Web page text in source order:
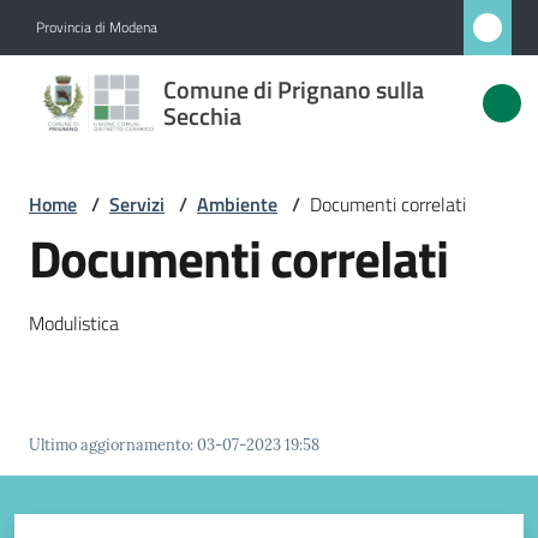
Provincia di Modena
Comune di Prignano sulla
Secchia
Comune
di
sulla
Secchia
Amministrazione
Home / Servizi / Ambiente / Documenti correlati
Documenti correlati
Modulistica
Ultimo aggiornamento:03-07-2023 19:58